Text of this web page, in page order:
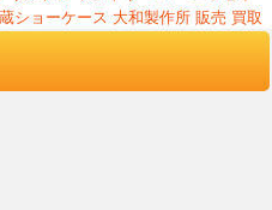
ショーケース 大和製作所 販売 買取